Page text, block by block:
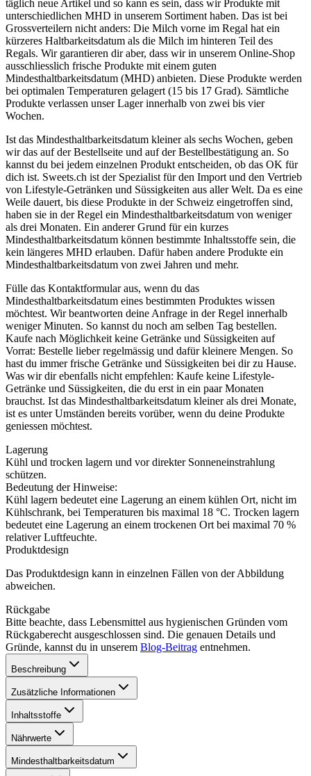
täglich neue Artikel und so kann es sein, dass wir Produkte mit
unterschiedlichen MHD in unserem Sortiment haben. Das ist bei
Grossverteilern nicht anders: Die Milch vorne im Regal hat ein
kürzeres Haltbarkeitsdatum als die Milch im hinteren Teil des
Regals. Wir garantieren dir aber, dass wir in unserem Online-Shop
ausschliesslich frische Produkte mit einem guten
Mindesthaltbarkeitsdatum (MHD) anbieten. Diese Produkte werden
bei optimalen Temperaturen gelagert (15 bis 17 Grad). Sämtliche
Produkte verlassen unser Lager innerhalb von zwei bis vier
Wochen.
Ist das Mindesthaltbarkeitsdatum kleiner als sechs Wochen, geben
wir das auf der Bestellseite und auf der Bestellbestätigung an. So
kannst du bei jedem einzelnen Produkt entscheiden, ob das OK für
dich ist. Sweets.ch ist der Spezialist für den Import und den Vertrieb
von Lifestyle-Getränken und Süssigkeiten aus aller Welt. Da es eine
Weile dauert, bis diese Produkte in der Schweiz eingetroffen sind,
haben sie in der Regel ein Mindesthaltbarkeitsdatum von weniger
als drei Monaten. Ein anderer Grund für ein kurzes
Mindesthaltbarkeitsdatum können bestimmte Inhaltsstoffe sein, die
kein längeres MHD erlauben. Dafür haben andere Produkte ein
Mindesthaltbarkeitsdatum von zwei Jahren und mehr.
Fülle das Kontaktformular aus, wenn du das
Mindesthaltbarkeitsdatum eines bestimmten Produktes wissen
möchtest. Wir beantworten deine Anfrage in der Regel innerhalb
weniger Minuten. So kannst du noch am selben Tag bestellen.
Kaufe nach Möglichkeit keine Getränke und Süssigkeiten auf
Vorrat: Bestelle lieber regelmässig und dafür kleinere Mengen. So
hast du immer frische Getränke und Süssigkeiten bei dir zu Hause.
Was wir dir ebenfalls nicht empfehlen: Kaufe keine Lifestyle-
Getränke und Süssigkeiten, die du erst in ein paar Monaten
brauchst. Ist das Mindesthaltbarkeitsdatum kleiner als drei Monate,
ist es unter Umständen bereits vorüber, wenn du deine Produkte
geniessen möchtest.
Lagerung
Kühl und trocken lagern und vor direkter Sonneneinstrahlung
schützen.
Bedeutung der Hinweise:
Kühl lagern bedeutet eine Lagerung an einem kühlen Ort, nicht im
Kühlschrank, bei Temperaturen bis maximal 18 °C. Trocken lagern
bedeutet eine Lagerung an einem trockenen Ort bei maximal 70 %
relativer Luftfeuchte.
Produktdesign
Das Produktdesign kann in einzelnen Fällen von der Abbildung
abweichen.
Rückgabe
Bitte beachte, dass Lebensmittel aus hygienischen Gründen vom
Rückgaberecht ausgeschlossen sind. Die genauen Details und
Gründe, kannst du in unserem Blog-Beitrag entnehmen.
Beschreibung
Zusätzliche Informationen
Inhaltsstoffe
Nährwerte
Mindesthaltbarkeitsdatum